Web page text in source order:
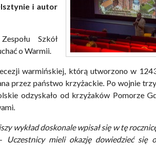
i autor
Szkół
o Warmii.
warmińskiej, którą utworzono w
przez państwo krzyżackie. Po wojnie
odzyskało od krzyżaków Pomorze
wykład doskonale wpisał się w tę
Uczestnicy mieli okazję dowiedzieć się